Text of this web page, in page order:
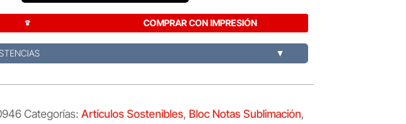
COMPRAR CON IMPRESIÓN
▼
Categorías: Artículos Sostenibles, Bloc Notas Sublimación,